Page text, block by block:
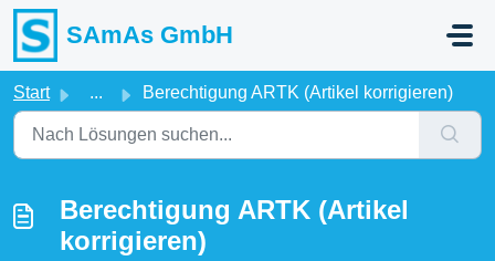
Zum hauptsächlichen Inhalt gehen
SAmAs GmbH
Start ... Berechtigung ARTK (Artikel korrigieren)
Berechtigung ARTK (Artikel
korrigieren)